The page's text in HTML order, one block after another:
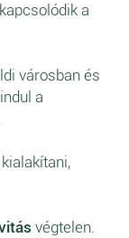
a
városban és
a
végtelen.